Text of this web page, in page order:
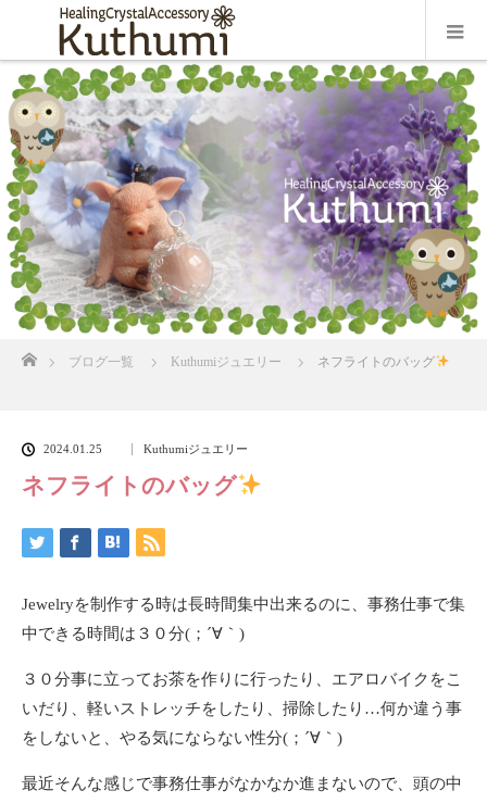
ブログ一覧 Kuthumiジュエリー ネフライトのバッグ
2024.01.25 Kuthumiジュエリー
ネフライトのバッグ
Jewelryを制作する時は長時間集中出来るのに、事務仕事で集
中できる時間は３０分(；´∀｀)
３０分事に立ってお茶を作りに行ったり、エアロバイクをこ
いだり、軽いストレッチをしたり、掃除したり…何か違う事
をしないと、やる気にならない性分(；´∀｀)
最近そんな感じで事務仕事がなかなか進まないので、頭の中